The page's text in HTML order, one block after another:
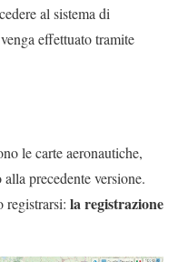
al sistema di
effettuato tramite
le carte aeronautiche,
precedente versione.
registrarsi: la registrazione